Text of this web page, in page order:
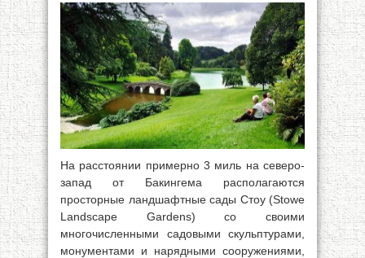
На расстоянии примерно 3 миль на северо-
запад от Бакингема располагаются
просторные ландшафтные сады Стоу (Stowe
Landscape Gardens) со своими
многочисленными садовыми скульптурами,
монументами и нарядными сооружениями,